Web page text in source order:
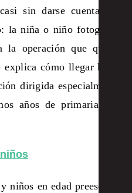
sin darse cuenta. Su
la niña o niño fotografía
operación que quiere
cómo llegar hasta
dirigida especialmente
años de primaria y a
niños en edad preescolar